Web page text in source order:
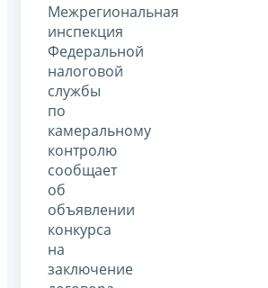
Межрегиональная
инспекция
Федеральной
налоговой
службы
по
камеральному
контролю
сообщает
об
объявлении
конкурса
на
заключение